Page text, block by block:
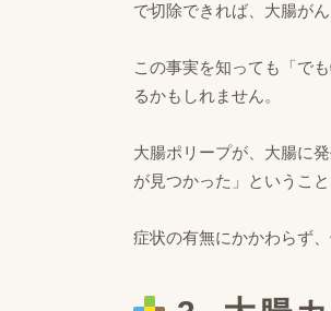
で切除できれば、大腸がん
この事実を知っても「で
るかもしれません。
大腸ポリープが、大腸に
が見つかった」というこ
症状の有無にかかわらず